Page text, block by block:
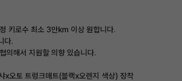
키로수 최소 3만km 이상 원합니다.
다.
의해서 지원할 의향 있습니다.
x오토 트렁크매트(블랙x오렌지 색상) 장착